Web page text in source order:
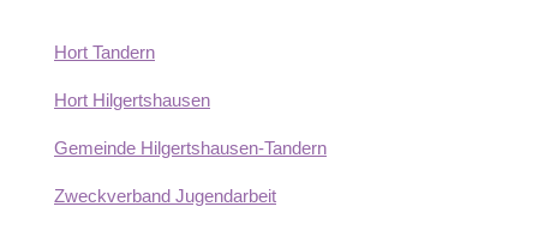
Hort Tandern
Hort Hilgertshausen
Gemeinde Hilgertshausen-Tandern
Zweckverband Jugendarbeit